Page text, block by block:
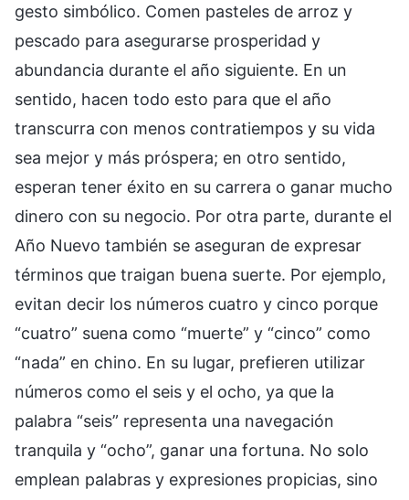
gesto simbólico. Comen pasteles de arroz y
pescado para asegurarse prosperidad y
abundancia durante el año siguiente. En un
sentido, hacen todo esto para que el año
transcurra con menos contratiempos y su vida
sea mejor y más próspera; en otro sentido,
esperan tener éxito en su carrera o ganar mucho
dinero con su negocio. Por otra parte, durante el
Año Nuevo también se aseguran de expresar
términos que traigan buena suerte. Por ejemplo,
evitan decir los números cuatro y cinco porque
“cuatro” suena como “muerte” y “cinco” como
“nada” en chino. En su lugar, prefieren utilizar
números como el seis y el ocho, ya que la
palabra “seis” representa una navegación
tranquila y “ocho”, ganar una fortuna. No solo
emplean palabras y expresiones propicias, sino